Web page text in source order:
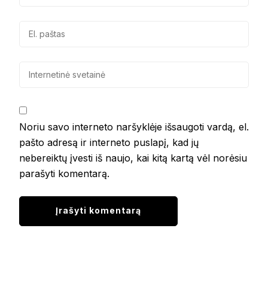
Noriu savo interneto naršyklėje išsaugoti vardą, el.
pašto adresą ir interneto puslapį, kad jų
nebereiktų įvesti iš naujo, kai kitą kartą vėl norėsiu
parašyti komentarą.